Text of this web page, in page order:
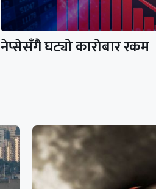
नेप्सेसँगै घट्यो कारोबार रकम